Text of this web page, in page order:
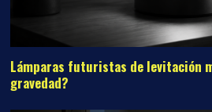
Lámparas futuristas de levitación
gravedad?